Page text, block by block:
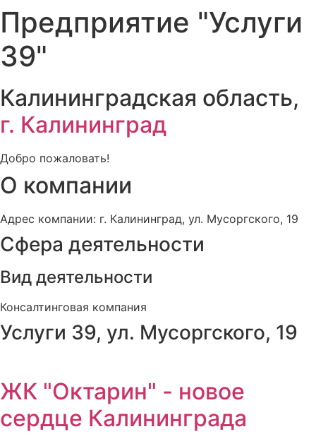
Предприятие "Услуги
39"
Калининградская область,
г. Калининград
Добро пожаловать!
О компании
Адрес компании: г. Калининград, ул. Мусоргского, 19
Сфера деятельности
Вид деятельности
Консалтинговая компания
Услуги 39, ул. Мусоргского, 19
ЖК "Октарин" - новое
сердце Калининграда